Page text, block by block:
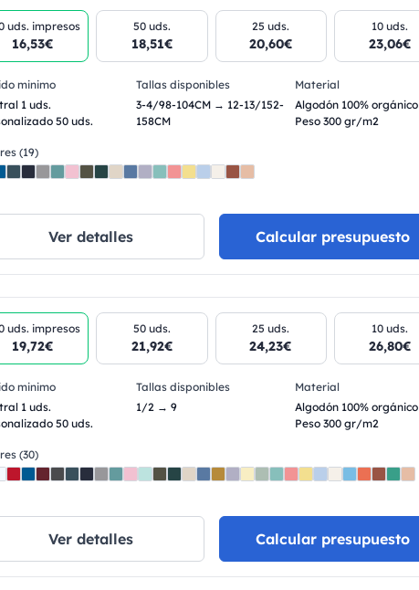
uds. impresos
16,53€
50 uds.
18,51€
25 uds.
20,60€
10 uds.
23,06€
minimo
1 uds.
50 uds.
Tallas disponibles
3-4/98-104CM → 12-13/152-
158CM
Material
Algodón 100% orgánico
Peso 300 gr/m2
(19)
Ver detalles Calcular presupuesto
uds. impresos
19,72€
50 uds.
21,92€
25 uds.
24,23€
10 uds.
26,80€
minimo
1 uds.
50 uds.
Tallas disponibles
1/2 → 9
Material
Algodón 100% orgánico
Peso 300 gr/m2
(30)
Ver detalles Calcular presupuesto